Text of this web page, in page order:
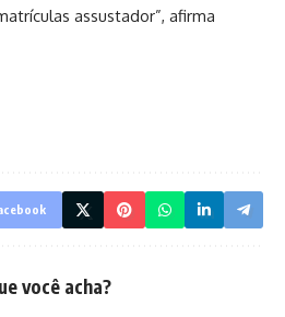
assustador”, afirma
você acha?